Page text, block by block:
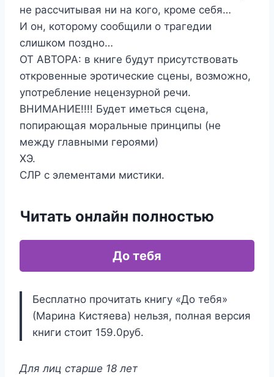
не рассчитывая ни на кого, кроме себя…
И он, которому сообщили о трагедии
слишком поздно…
ОТ АВТОРА: в книге будут присутствовать
откровенные эротические сцены, возможно,
употребление нецензурной речи.
ВНИМАНИЕ!!!! Будет иметься сцена,
попирающая моральные принципы (не
между главными героями)
ХЭ.
СЛР с элементами мистики.
Читать онлайн полностью
До тебя
Бесплатно прочитать книгу «До тебя»
(Марина Кистяева) нельзя, полная версия
книги стоит 159.0руб.
Для лиц старше 18 лет